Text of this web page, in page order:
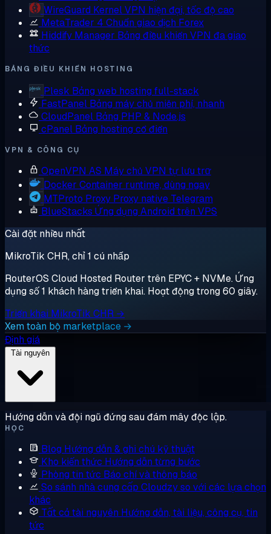
WireGuard Kernel VPN hiện đại, tốc độ cao
MetaTrader 4 Chuẩn giao dịch Forex
Hiddify Manager Bảng điều khiển VPN đa giao
thức
BẢNG ĐIỀU KHIỂN HOSTING
Plesk Bảng web hosting full-stack
FastPanel Bảng máy chủ miễn phí, nhanh
CloudPanel Bảng PHP & Node.js
cPanel Bảng hosting cổ điển
VPN & CÔNG CỤ
OpenVPN AS Máy chủ VPN tự lưu trữ
Docker Container runtime, dùng ngay
MTProto Proxy Proxy native Telegram
BlueStacks Ứng dụng Android trên VPS
Cài đặt nhiều nhất
MikroTik CHR, chỉ 1 cú nhấp
RouterOS Cloud Hosted Router trên EPYC + NVMe. Ứng
dụng số 1 khách hàng triển khai. Hoạt động trong 60 giây.
Triển khai MikroTik CHR →
Xem toàn bộ marketplace →
Định giá
Hướng dẫn và đội ngũ đứng sau đám mây độc lập.
HỌC
Blog Hướng dẫn & ghi chú kỹ thuật
Kho kiến thức Hướng dẫn từng bước
Phòng tin tức Báo chí và thông báo
So sánh nhà cung cấp Cloudzy so với các lựa chọn
khác
Tất cả tài nguyên Hướng dẫn, tài liệu, công cụ, tin
tức